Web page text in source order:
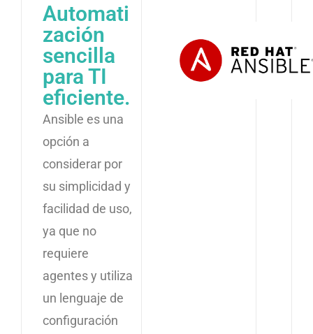
Automati
zación
sencilla
para TI
eficiente.
Ansible es una
opción a
considerar por
su simplicidad y
facilidad de uso,
ya que no
requiere
agentes y utiliza
un lenguaje de
configuración